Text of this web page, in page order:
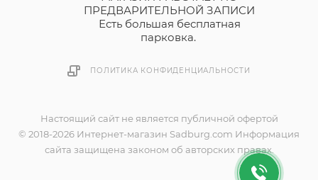
ПРЕДВАРИТЕЛЬНОЙ ЗАПИСИ
Есть большая бесплатная
парковка.
ПОЛИТИКА КОНФИДЕНЦИАЛЬНОСТИ
Настоящий сайт не является публичной офертой
© 2018-2026 Интернет-магазин Sadburg.com Информация
сайта защищена законом об авторских правах.